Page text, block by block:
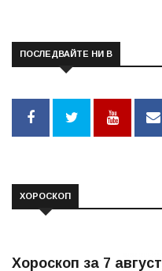
ПОСЛЕДВАЙТЕ НИ В
ХОРОСКОП
Хороскоп за 7 август